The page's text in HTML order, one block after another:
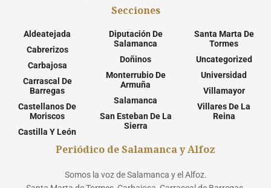
Secciones
Aldeatejada
Cabrerizos
Carbajosa
Carrascal De
Barregas
Castellanos De
Moriscos
Castilla Y León
Diputación De
Salamanca
Doñinos
Monterrubio De
Armuña
Salamanca
San Esteban De La
Sierra
Santa Marta De
Tormes
Uncategorized
Universidad
Villamayor
Villares De La
Reina
Periódico de Salamanca y Alfoz
Somos la voz de Salamanca y el Alfoz.